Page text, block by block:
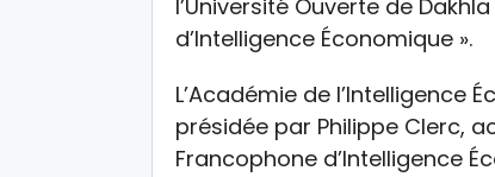
l’Université Ouverte de
d’Intelligence Économique ».
L’Académie de l’Intelligence
présidée par Philippe Clerc,
Francophone d’Intelligence